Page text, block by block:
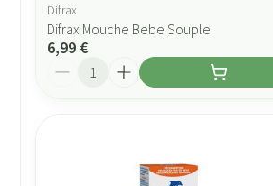
Difrax
Difrax Mouche Bebe Souple
6,99 €
Quantité